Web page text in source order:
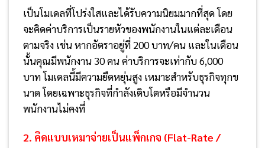
เป็นโมเดลที่โปร่งใสและได้รับความนิยมมากที่สุด โดย
จะคิดค่าบริการเป็นรายหัวของพนักงานในแต่ละเดือน
ตามจริง เช่น หากอัตราอยู่ที่ 200 บาท/คน และในเดือน
นั้นคุณมีพนักงาน 30 คน ค่าบริการจะเท่ากับ 6,000
บาท โมเดลนี้มีความยืดหยุ่นสูง เหมาะสำหรับธุรกิจทุกข
นาด โดยเฉพาะธุรกิจที่กำลังเติบโตหรือมีจำนวน
พนักงานไม่คงที่
2. คิดแบบเหมาจ่ายเป็นแพ็กเกจ (Flat-Rate /